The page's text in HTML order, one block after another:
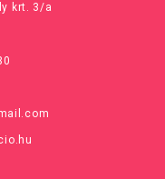
krt. 3/a